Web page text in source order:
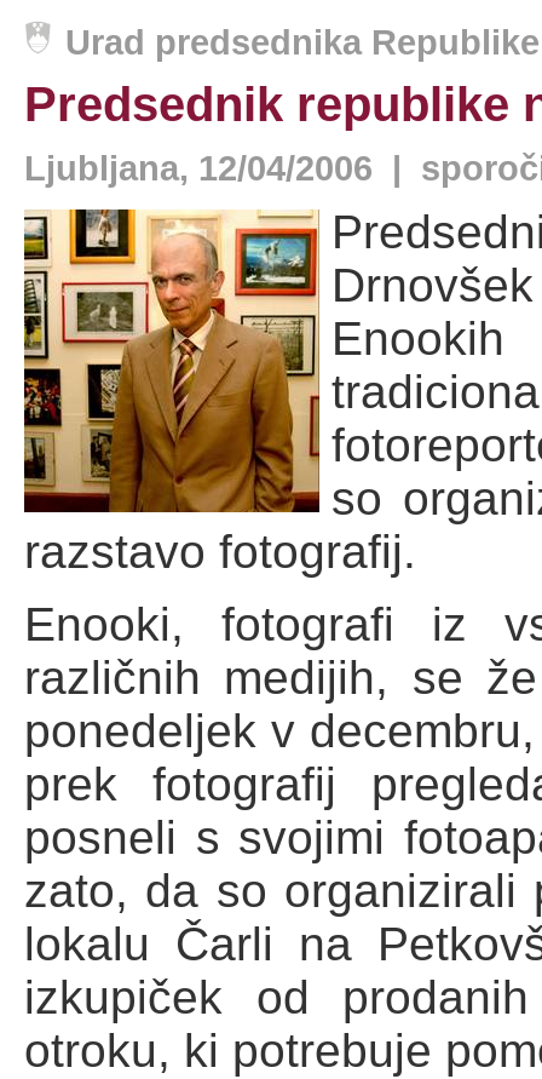
Urad predsednika
Predsednik republike
Ljubljana, 12/04/2006 |
so
razstavo fotografij.
Enooki, fotografi iz
različnih medijih, se
ponedeljek v
prek fotografij
posneli s svojimi
zato, da so organizirali
lokalu Čarli na
izkupiček od
otroku, ki potrebuje